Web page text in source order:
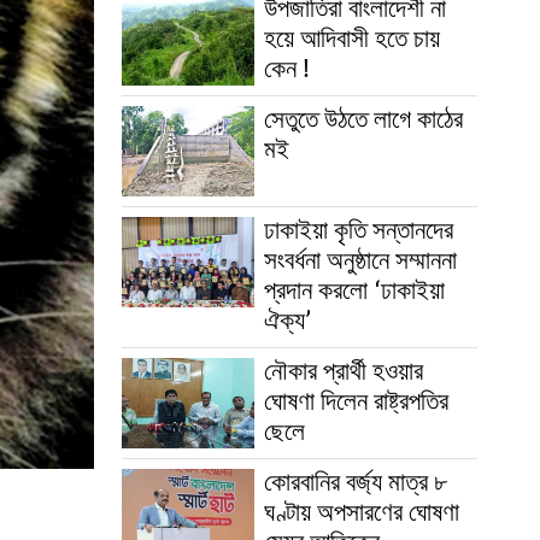
উপজাতিরা বাংলাদেশী না
হয়ে আদিবাসী হতে চায়
কেন !
সেতুতে উঠতে লাগে কাঠের
মই
ঢাকাইয়া কৃতি সন্তানদের
সংবর্ধনা অনুষ্ঠানে সম্মাননা
প্রদান করলো ‘ঢাকাইয়া
ঐক্য’
নৌকার প্রার্থী হওয়ার
ঘোষণা দিলেন রাষ্ট্রপতির
ছেলে
কোরবানির বর্জ্য মাত্র ৮
ঘণ্টায় অপসারণের ঘোষণা